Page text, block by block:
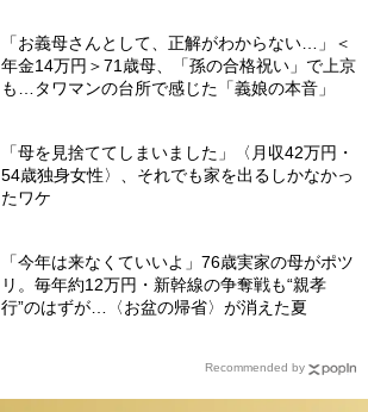
「お義母さんとして、正解がわからない…」＜
年金14万円＞71歳母、「孫の合格祝い」で上京
も…タワマンの台所で感じた「義娘の本音」
「母を見捨ててしまいました」〈月収42万円・
54歳独身女性〉、それでも家を出るしかなかっ
たワケ
「今年は来なくていいよ」76歳実家の母がポツ
リ。毎年約12万円・新幹線の争奪戦も“親孝
行”のはずが…〈お盆の帰省〉が消えた夏
Recommended by